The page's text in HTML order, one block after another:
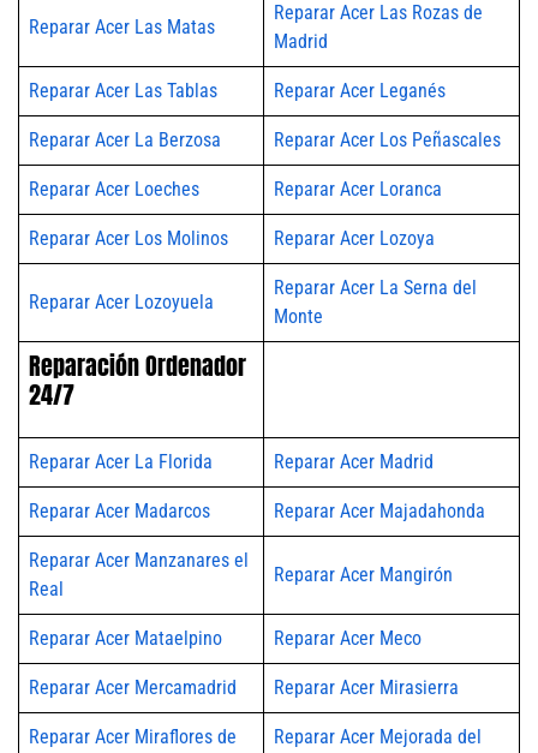
Reparar Acer Las Matas
Reparar Acer Las Rozas de
Madrid
Reparar Acer Las Tablas Reparar Acer Leganés
Reparar Acer La Berzosa Reparar Acer Los Peñascales
Reparar Acer Loeches Reparar Acer Loranca
Reparar Acer Los Molinos Reparar Acer Lozoya
Reparar Acer Lozoyuela
Reparar Acer La Serna del
Monte
Reparación Ordenador
24/7
Reparar Acer La Florida Reparar Acer Madrid
Reparar Acer Madarcos Reparar Acer Majadahonda
Reparar Acer Manzanares el
Real
Reparar Acer Mangirón
Reparar Acer Mataelpino Reparar Acer Meco
Reparar Acer Mercamadrid Reparar Acer Mirasierra
Reparar Acer Miraflores de
Reparar Acer Mejorada del